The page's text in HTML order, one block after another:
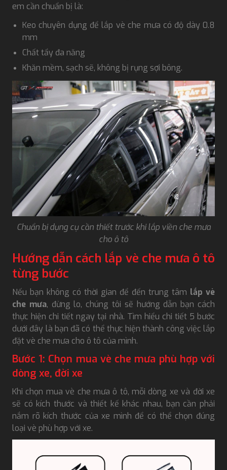
em cần chuẩn bị là:
Keo chuyên dụng để lắp vè che mưa có độ dày 0.8
mm
Chất tẩy đa năng
Khăn mềm, sạch sẽ, không bị rụng sợi bông.
Chuẩn bị dụng cụ cần thiết trước khi lắp viền che mưa
cho ô tô
Hướng dẫn cách lắp vè che mưa ô tô
từng bước
Nếu bạn không có thời gian để đến trung tâm lắp vè
che mưa, đừng lo, chúng tôi sẽ hướng dẫn bạn cách
thực hiện chi tiết ngay tại nhà. Tìm hiểu chi tiết 5 bước
dưới đây là bạn đã có thể thực hiện thành công việc lắp
đặt vè che mưa cho ô tô của mình.
Bước 1: Chọn mua vè che mưa phù hợp với
dòng xe, đời xe
Khi chọn mua vè che mưa ô tô, mỗi dòng xe và đời xe
sẽ có kích thước và thiết kế khác nhau, bạn cần phải
nắm rõ kích thước của xe mình để có thể chọn đúng
loại vè phù hợp với xe.